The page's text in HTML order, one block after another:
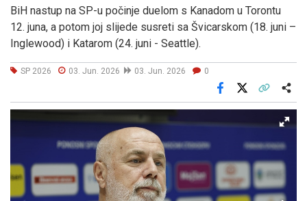
BiH nastup na SP-u počinje duelom s Kanadom u Torontu
12. juna, a potom joj slijede susreti sa Švicarskom (18. juni –
Inglewood) i Katarom (24. juni - Seattle).
SP 2026 03. Jun. 2026 03. Jun. 2026 0
Facebook